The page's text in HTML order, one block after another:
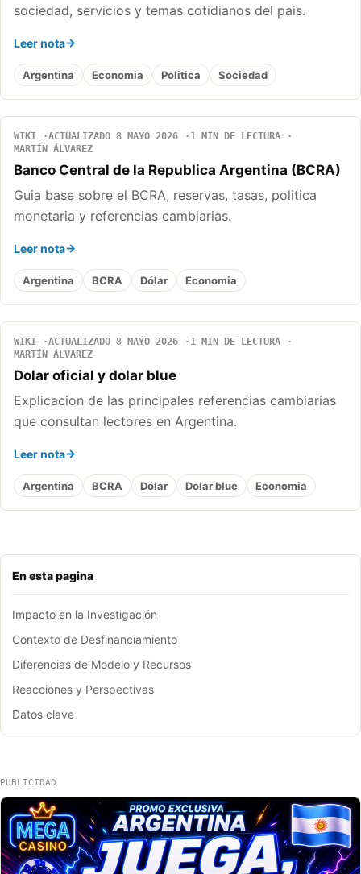
En esta pagina
Impacto en la Investigación
Contexto de Desfinanciamiento
Diferencias de Modelo y Recursos
Reacciones y Perspectivas
Datos clave
sociedad, servicios y temas cotidianos del pais.
Leer nota
Argentina Economia Politica Sociedad
WIKI ACTUALIZADO 8 MAYO 2026
1 MIN DE LECTURA
MARTÍN ÁLVAREZ
Banco Central de la Republica Argentina (BCRA)
Guia base sobre el BCRA, reservas, tasas, politica
monetaria y referencias cambiarias.
Leer nota
Argentina BCRA Dólar Economia
WIKI ACTUALIZADO 8 MAYO 2026
1 MIN DE LECTURA
MARTÍN ÁLVAREZ
Dolar oficial y dolar blue
Explicacion de las principales referencias cambiarias
que consultan lectores en Argentina.
Leer nota
Argentina BCRA Dólar Dolar blue Economia
PUBLICIDAD